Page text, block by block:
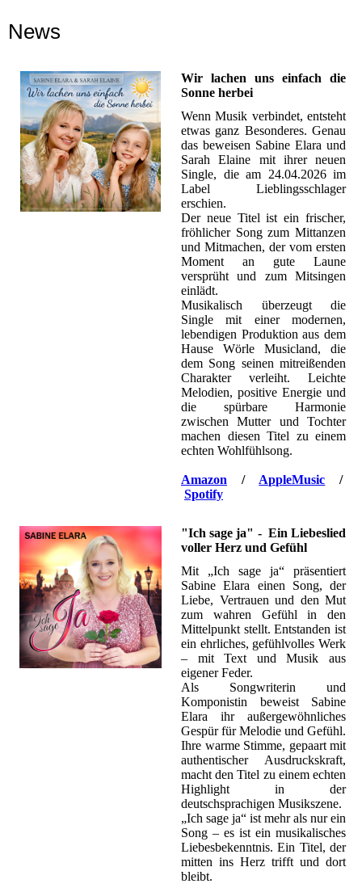
News
Wir lachen uns einfach die
Sonne herbei
Wenn Musik verbindet, entsteht
etwas ganz Besonderes. Genau
das beweisen Sabine Elara und
Sarah Elaine mit ihrer neuen
Single, die am 24.04.2026 im
Label Lieblingsschlager
erschien.
Der neue Titel ist ein frischer,
fröhlicher Song zum Mittanzen
und Mitmachen, der vom ersten
Moment an gute Laune
versprüht und zum Mitsingen
einlädt.
Musikalisch überzeugt die
Single mit einer modernen,
lebendigen Produktion aus dem
Hause Wörle Musicland, die
dem Song seinen mitreißenden
Charakter verleiht. Leichte
Melodien, positive Energie und
die spürbare Harmonie
zwischen Mutter und Tochter
machen diesen Titel zu einem
echten Wohlfühlsong.
Amazon / AppleMusic /
Spotify
"Ich sage ja" - Ein Liebeslied
voller Herz und Gefühl
Mit „Ich sage ja“ präsentiert
Sabine Elara einen Song, der
Liebe, Vertrauen und den Mut
zum wahren Gefühl in den
Mittelpunkt stellt. Entstanden ist
ein ehrliches, gefühlvolles Werk
– mit Text und Musik aus
eigener Feder.
Als Songwriterin und
Komponistin beweist Sabine
Elara ihr außergewöhnliches
Gespür für Melodie und Gefühl.
Ihre warme Stimme, gepaart mit
authentischer Ausdruckskraft,
macht den Titel zu einem echten
Highlight in der
deutschsprachigen Musikszene.
„Ich sage ja“ ist mehr als nur ein
Song – es ist ein musikalisches
Liebesbekenntnis. Ein Titel, der
mitten ins Herz trifft und dort
bleibt.